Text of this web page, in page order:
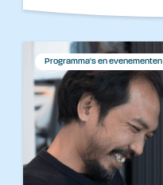
Programma's en evenementen